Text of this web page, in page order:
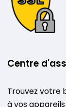
Centre
Trouvez votre
à vos appareils